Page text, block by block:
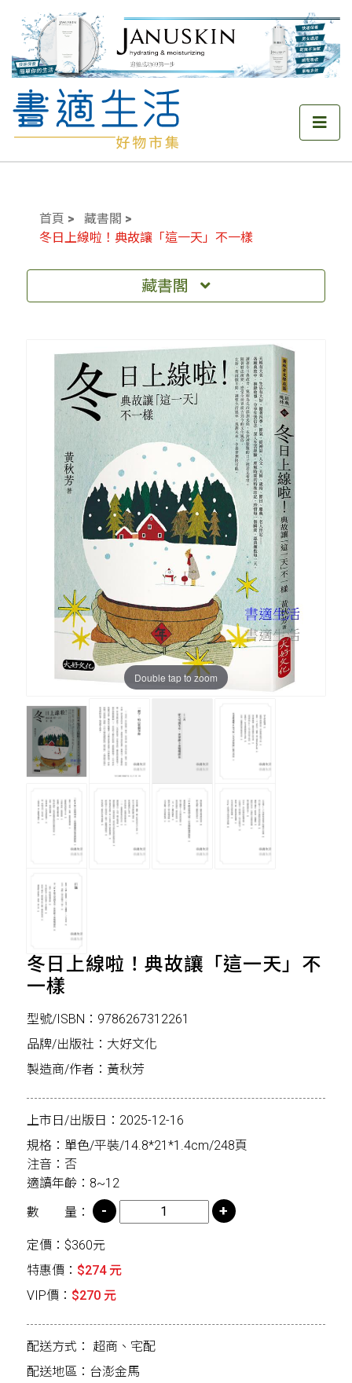
首頁
藏書閣
冬日上線啦！典故讓「這一天」不一樣
藏書閣
Double tap to zoom
冬日上線啦！典故讓「這一天」不
一樣
型號/ISBN：9786267312261
品牌/出版社：大好文化
製造商/作者：黃秋芳
上市日/出版日：2025-12-16
規格：單色/平裝/14.8*21*1.4cm/248頁
注音：否
適讀年齡：8~12
數 量：
定價：$360元
特惠價： $274 元
VIP價： $270 元
配送方式： 超商、宅配
配送地區：台澎金馬